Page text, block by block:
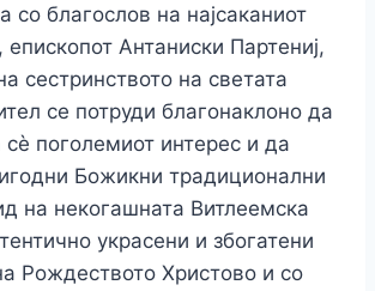
со благослов на најсаканиот
Антаниски Партениј,
сестринството на светата
се потруди благонаклоно да
сѐ поголемиот интерес и да
Божикни традиционални
на некогашната Витлеемска
украсени и збогатени
Рождеството Христово и со